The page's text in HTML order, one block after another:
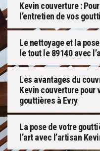
Kevin couverture :
l’entretien de vos
Le nettoyage et la
le tout le 89140 avec
Les avantages du
Kevin couverture pour
gouttières à Evry
La pose de votre
l’art avec l’artisan